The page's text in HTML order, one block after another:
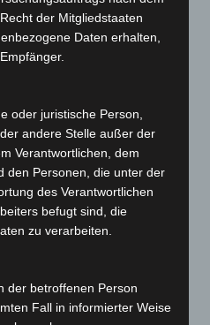
der Mitgliedstaaten
Daten erhalten,
oder juristische Person,
andere Stelle außer der
Verantwortlichen, dem
den Personen, die unter der
des Verantwortlichen
befugt sind, die
zu verarbeiten.
der betroffenen Person
Fall in informierter Weise